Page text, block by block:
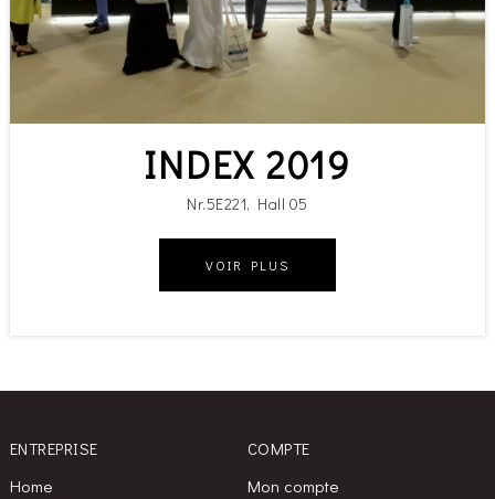
INDEX 2019
Nr.5E221, Hall 05
VOIR PLUS
ENTREPRISE
Home
COMPTE
Mon compte